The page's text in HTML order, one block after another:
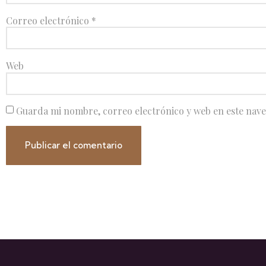
Correo electrónico *
Web
Guarda mi nombre, correo electrónico y web en este